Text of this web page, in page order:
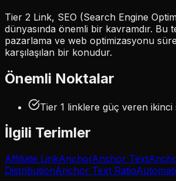
Tier 2 Link, SEO (Search Engine
dünyasında önemli bir kavramdır. Bu
pazarlama ve web optimizasyonu
karşılaşılan bir konudur.
Önemli Noktalar
Tier 1 linklere güç veren ikinci
İlgili Terimler
Affiliate LinkAnchorAnchor Text
DistributionAnchor Text Ratio